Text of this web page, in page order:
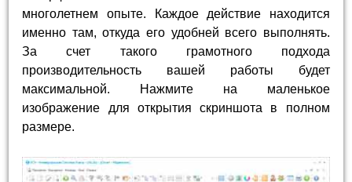
многолетнем опыте. Каждое действие находится
именно там, откуда его удобней всего выполнять.
За счет такого грамотного подхода
производительность вашей работы будет
максимальной. Нажмите на маленькое
изображение для открытия скриншота в полном
размере.